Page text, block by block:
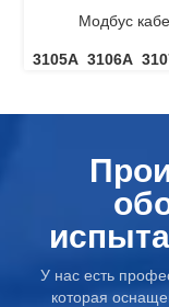
Модбус
3105A  3106A
У нас есть
которая